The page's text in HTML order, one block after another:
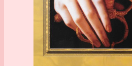
a
r
e
z
–